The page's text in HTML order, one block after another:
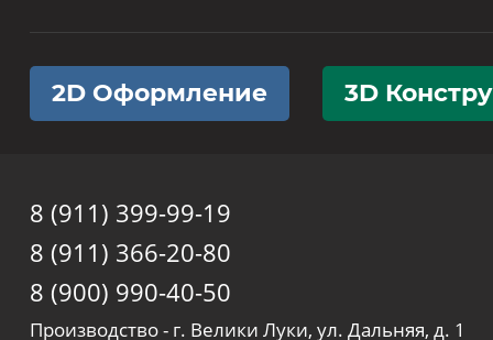
2D Оформление 3D
8 (911) 399-99-19
8 (911) 366-20-80
8 (900) 990-40-50
Производство - г. Велики Луки, ул. Дальняя, д. 1